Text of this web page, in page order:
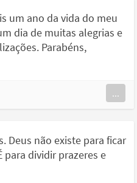
um ano da vida do meu
dia de muitas alegrias e
Parabéns,
...
Deus não existe para ficar
para dividir prazeres e